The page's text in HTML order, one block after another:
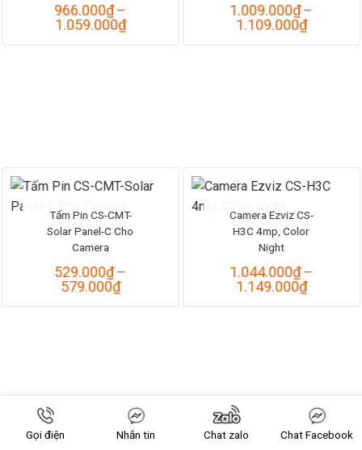
966.000₫–
1.059.000₫Khoảng
giá:
1.009.000₫–
1.109.000₫Khoảng
giá:
Tấm Pin CS-CMT-
Solar Panel-C Cho
Camera
529.000₫–
579.000₫Khoảng
giá:
Camera Ezviz CS-
H3C 4mp, Color
Night
1.044.000₫–
1.149.000₫Khoảng
giá:
Gọi điện Nhắn tin Chat zalo Chat Facebook